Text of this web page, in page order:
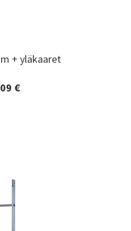
+ yläkaaret
€
+ yläkaaret
tilaaminen